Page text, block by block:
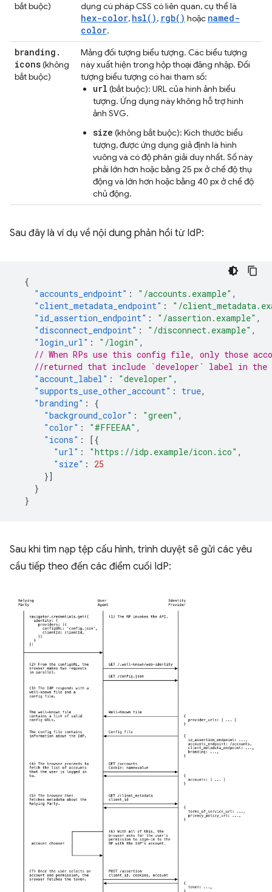
bắt buộc) dụng cú pháp CSS có liên quan, cụ thể là
hex-color, hsl(), rgb() hoặc named-
color.
branding .
icons(không
bắt buộc)
Mảng đối tượng biểu tượng. Các biểu tượng
này xuất hiện trong hộp thoại đăng nhập. Đối
tượng biểu tượng có hai tham số:
url (bắt buộc): URL của hình ảnh biểu
tượng. Ứng dụng này không hỗ trợ hình
ảnh SVG.
size (không bắt buộc): Kích thước biểu
tượng, được ứng dụng giả định là hình
vuông và có độ phân giải duy nhất. Số này
phải lớn hơn hoặc bằng 25 px ở chế độ thụ
động và lớn hơn hoặc bằng 40 px ở chế độ
chủ động.
Sau đây là ví dụ về nội dung phản hồi từ IdP:
{
"accounts_endpoint" : "/accounts.example" ,
"client_metadata_endpoint" :
"/
"id_assertion_endpoint" : "/assertion.example" ,
"disconnect_endpoint" : "/disconnect.example" ,
"login_url" : "/login" ,
// When RPs use this config file, only those
//returned that include `developer` label in the
"account_label" : "developer" ,
"supports_use_other_account" : true,
"branding" :
{
"background_color" : "green" ,
"color" : "#FFEEAA" ,
"icons" :
[{
"url" : "https://idp.example/icon.ico" ,
"size" :
25
}]
}
}
Sau khi tìm nạp tệp cấu hình, trình duyệt sẽ gửi các yêu
cầu tiếp theo đến các điểm cuối IdP: